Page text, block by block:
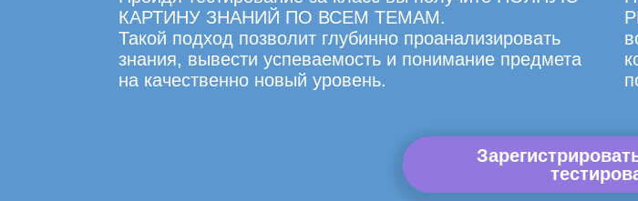
КАРТИНУ ЗНАНИЙ ПО ВСЕМ ТЕМАМ.
Такой подход позволит глубинно проанализировать
знания, вывести успеваемость и понимание предмета
на качественно новый уровень.